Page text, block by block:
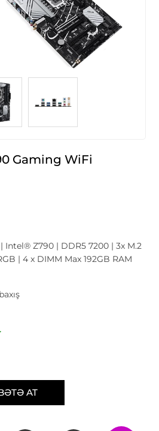
Gaming WiFi
Intel® Z790 | DDR5 7200 | 3x M.2
| 4 x DIMM Max 192GB RAM
AT